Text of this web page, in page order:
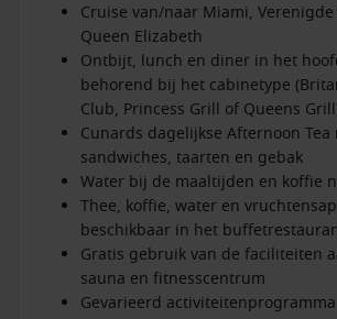
Cruise van/naar Miami,
Queen Elizabeth
Ontbijt, lunch en diner in het
behorend bij het cabinetype
Club, Princess Grill of Queens
Cunards dagelijkse Afternoon Tea
sandwiches, taarten en gebak
Water bij de maaltijden en koffie
Thee, koffie, water en
beschikbaar in het
Gratis gebruik van de faciliteiten
sauna en fitnesscentrum
Gevarieerd activiteitenprogramma